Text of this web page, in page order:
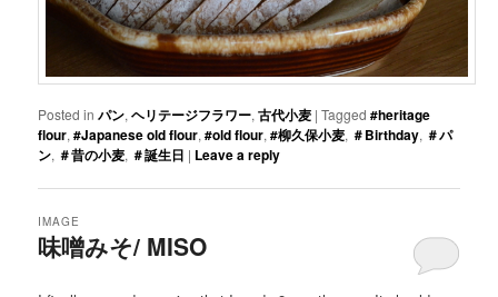
Posted in パン,ヘリテージフラワー,古代小麦 |Tagged #heritage
flour,#Japanese old flour,#old flour,#柳久保小麦, ＃Birthday, ＃パ
ン, ＃昔の小麦, ＃誕生日 | Leave a reply
味噌みそ/ MISO
IMAGE